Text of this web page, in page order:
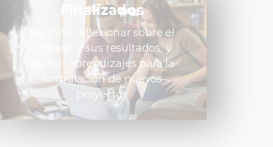
Finalizados
Permite reflexionar sobre el
proceso y sus resultados, y
derivar aprendizajes para la
formulación de nuevos
proyectos